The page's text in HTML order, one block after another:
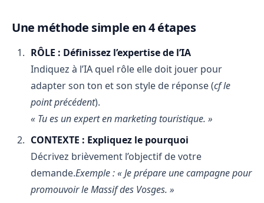
Une méthode simple en 4 étapes
RÔLE : Définissez l’expertise de l’IA
Indiquez à l’IA quel rôle elle doit jouer pour
adapter son ton et son style de réponse (cf le
point précédent).
« Tu es un expert en marketing touristique. »
CONTEXTE : Expliquez le pourquoi
Décrivez brièvement l’objectif de votre
demande.Exemple : « Je prépare une campagne pour
promouvoir le Massif des Vosges. »